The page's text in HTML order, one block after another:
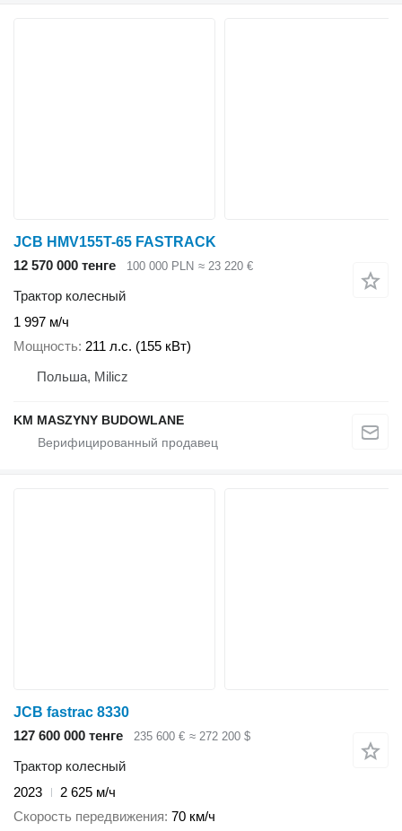
JCB HMV155T-65 FASTRACK
12 570 000 тенге
100 000 PLN ≈ 23 220 €
Трактор колесный
1 997 м/ч
Мощность 211 л.с. (155 кВт)
Польша, Milicz
KM MASZYNY BUDOWLANE
JCB fastrac 8330
127 600 000 тенге
235 600 € ≈ 272 200 $
Трактор колесный
2023
2 625 м/ч
Скорость передвижения 70 км/ч